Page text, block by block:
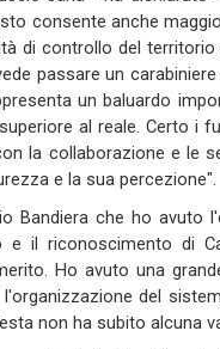
consente anche
di controllo del
passare un
un baluardo
al reale. Certo i
la collaborazione e le
e la sua percezione".
Bandiera che ho avuto
e il riconoscimento di
Ho avuto una
del
non ha subito alcuna